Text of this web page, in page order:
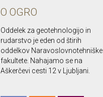
O OGRO
Oddelek za geotehnologijo in
rudarstvo je eden od štirih
oddelkov Naravoslovnotehniške
fakultete. Nahajamo se na
Aškerčevi cesti 12 v Ljubljani.